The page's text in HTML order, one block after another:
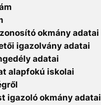
okmány adatai
igazolvány adatai
adatai
alapfokú iskolai
igazoló okmány adatai